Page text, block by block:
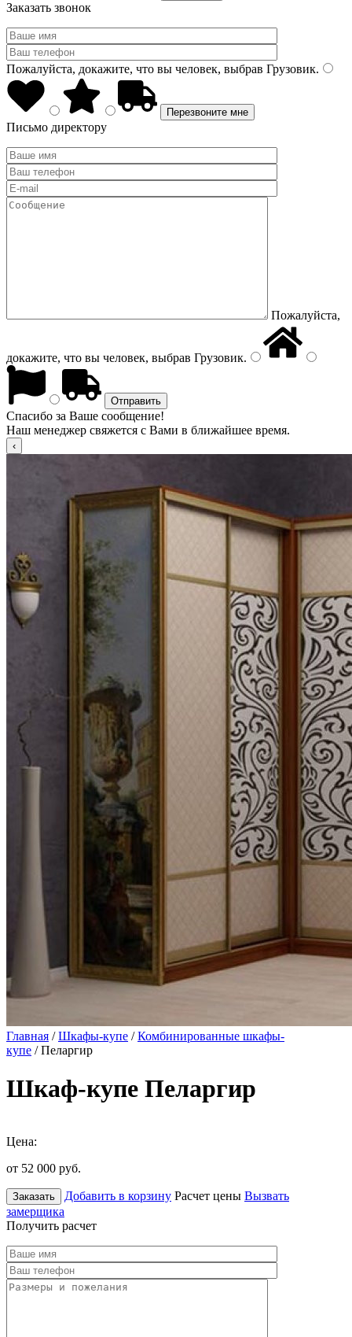
Заказать звонок
Пожалуйста, докажите, что вы человек, выбрав Грузовик.
Письмо директору
Пожалуйста,
докажите, что вы человек, выбрав Грузовик.
Спасибо за Ваше сообщение!
Наш менеджер свяжется с Вами в ближайшее время.
Главная /Шкафы-купе /Комбинированные шкафы-
купе / Пеларгир
Шкаф-купе Пеларгир
Цена:
от 52 000 руб.
Заказать Добавить в корзину Расчет цены Вызвать
замерщика
Получить расчет